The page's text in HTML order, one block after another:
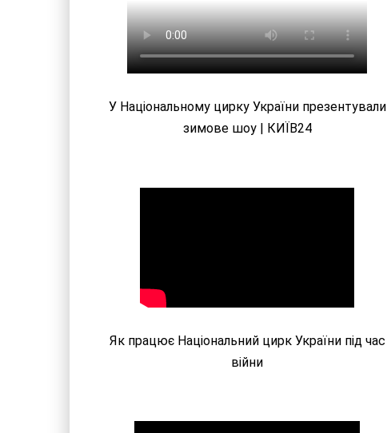
У Національному цирку України презентували
зимове шоу | КИЇВ24
Як працює Національний цирк України під час
війни